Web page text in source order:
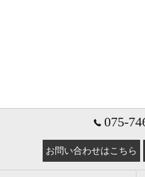
075-
お問い合わせはこちら